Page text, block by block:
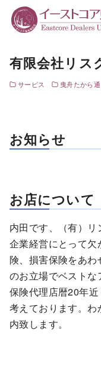
有限会社リス
サービス 曳舟たから通
お知らせ
お店について
内田です、（有）リ
企業経営にとって
険、損害保険をあ
のお立場でベストな
保険代理店暦20年
考えております。
内致します。